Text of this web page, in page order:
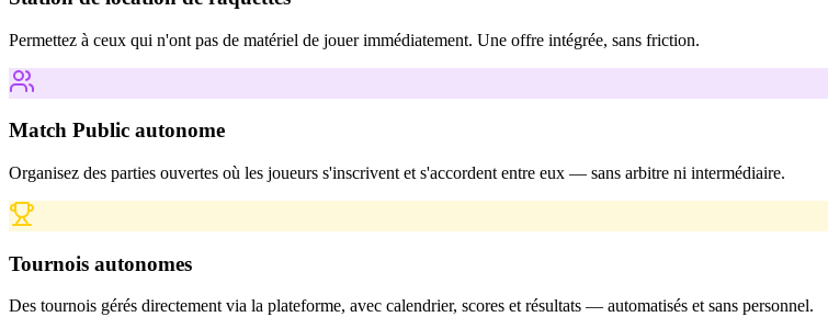
Permettez à ceux qui n'ont pas de matériel de jouer immédiatement. Une offre intégrée, sans friction.
Match Public autonome
Organisez des parties ouvertes où les joueurs s'inscrivent et s'accordent entre eux — sans arbitre ni intermédiaire.
Tournois autonomes
Des tournois gérés directement via la plateforme, avec calendrier, scores et résultats — automatisés et sans personnel.